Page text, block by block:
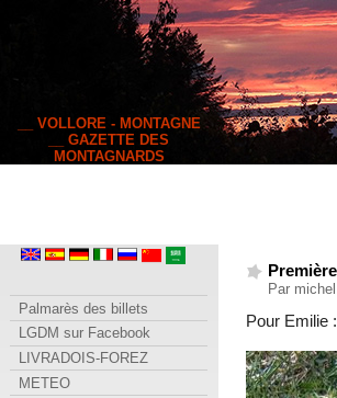
__ VOLLORE - MONTAGNE
__ GAZETTE DES
MONTAGNARDS
Par
Pour Emilie :
Palmarès des billets
LGDM sur Facebook
LIVRADOIS-FOREZ
METEO